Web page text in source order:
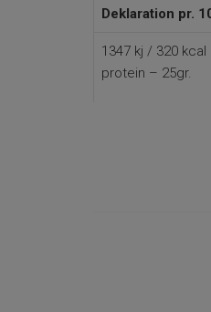
Deklaration pr.
1347 kj / 320 kcal
protein – 25gr.